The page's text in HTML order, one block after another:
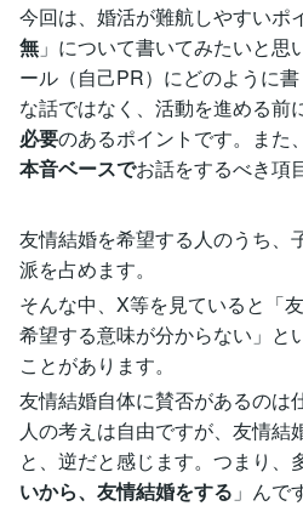
今回は、婚活が難航しやすいポ
無 」について書いてみたいと思
ール（自己PR）にどのように
な話ではなく、活動を進める前
必要のあるポイントです。また
本音ベースでお話をするべき項
友情結婚を希望する人のうち、
派を占めます。
そんな中、X等を見ていると「
希望する意味が分からない」と
ことがあります。
友情結婚自体に賛否があるのは
人の考えは自由ですが、友情結
と、逆だと感じます。つまり、
いから、友情結婚をする 」んで